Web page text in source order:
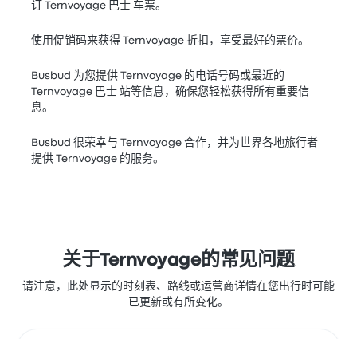
订 Ternvoyage 巴士 车票。
使用促销码来获得 Ternvoyage 折扣，享受最好的票价。
Busbud 为您提供 Ternvoyage 的电话号码或最近的
Ternvoyage 巴士 站等信息，确保您轻松获得所有重要信
息。
Busbud 很荣幸与 Ternvoyage 合作，并为世界各地旅行者
提供 Ternvoyage 的服务。
关于Ternvoyage的常见问题
请注意，此处显示的时刻表、路线或运营商详情在您出行时可能
已更新或有所变化。